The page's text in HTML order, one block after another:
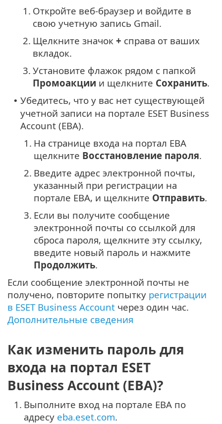
1. Откройте веб-браузер и войдите в
свою учетную запись Gmail.
2. Щелкните значок + справа от ваших
вкладок.
3. Установите флажок рядом с папкой
Промоакции и щелкните Сохранить.
• Убедитесь, что у вас нет существующей
учетной записи на портале ESET Business
Account (EBA).
1. На странице входа на портал EBA
щелкните Восстановление пароля.
2. Введите адрес электронной почты,
указанный при регистрации на
портале EBA, и щелкните Отправить.
3. Если вы получите сообщение
электронной почты со ссылкой для
сброса пароля, щелкните эту ссылку,
введите новый пароль и нажмите
Продолжить.
Если сообщение электронной почты не
получено, повторите попытку регистрации
в ESET Business Account через один час.
Дополнительные сведения
Как изменить пароль для
входа на портал ESET
Business Account (EBA)?
1. Выполните вход на портале EBA по
адресу eba.eset.com.